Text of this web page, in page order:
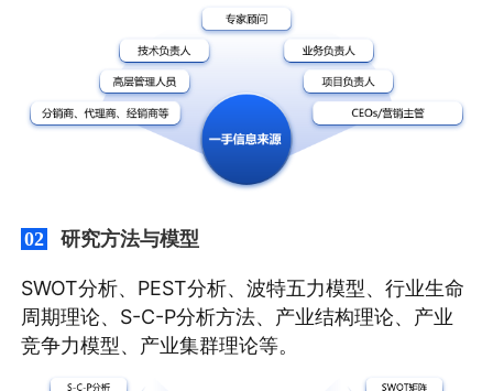
02 研究方法与模型
SWOT分析、PEST分析、波特五力模型、行业生命
周期理论、S-C-P分析方法、产业结构理论、产业
竞争力模型、产业集群理论等。